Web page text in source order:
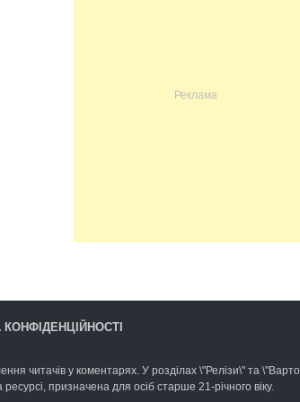
КОНФІДЕНЦІЙНОСТІ
читачів у коментарях. У розділах \"Релізи\" та \"Варто
призначена для осіб старше 21-річного віку.